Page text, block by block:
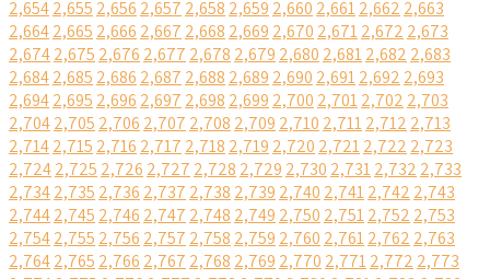
2,6542,655 2,656 2,657 2,658 2,659 2,660 2,6612,662 2,663
2,6642,665 2,666 2,667 2,668 2,669 2,670 2,6712,672 2,673
2,6742,675 2,676 2,677 2,678 2,679 2,680 2,6812,682 2,683
2,6842,685 2,686 2,687 2,688 2,689 2,690 2,6912,692 2,693
2,6942,695 2,696 2,697 2,698 2,699 2,700 2,7012,702 2,703
2,7042,705 2,706 2,707 2,708 2,709 2,710 2,7112,712 2,713
2,7142,715 2,716 2,717 2,718 2,719 2,720 2,7212,722 2,723
2,7242,725 2,726 2,727 2,728 2,729 2,730 2,7312,732 2,733
2,7342,735 2,736 2,737 2,738 2,739 2,740 2,7412,742 2,743
2,7442,745 2,746 2,747 2,748 2,749 2,750 2,7512,752 2,753
2,7542,755 2,756 2,757 2,758 2,759 2,760 2,7612,762 2,763
2,7642,765 2,766 2,767 2,768 2,769 2,770 2,7712,772 2,773